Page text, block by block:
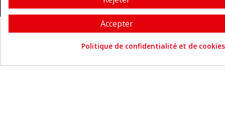
Cuirenstock © 2026 - Une création Quatrys 💙
Accepter
Politique de confidentialité et de cookies